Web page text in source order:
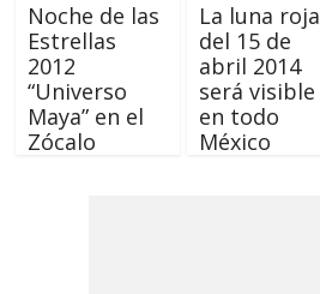
Noche de las
Estrellas
2012
“Universo
Maya” en el
Zócalo
La luna roja
del 15 de
abril 2014
será visible
en todo
México